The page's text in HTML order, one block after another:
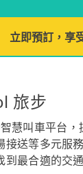
立即預訂，享
旅步
慧叫車平台，
接送等多元服
最合適的交